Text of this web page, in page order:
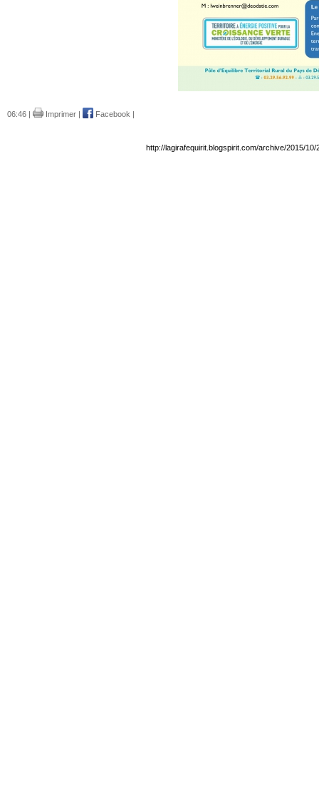
06:46 | Imprimer Facebook
http://lagirafequirit.blogspirit.com/archive/2015/